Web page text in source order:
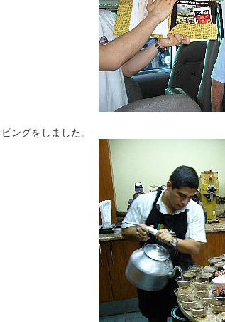
ングをしました。